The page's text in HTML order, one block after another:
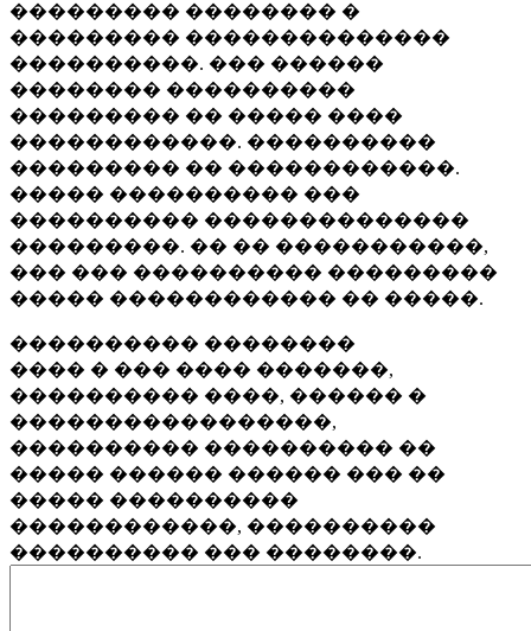
��������� �������� �
��������� ��������������
����������. ��� ������
�������� ����������
��������� �� ����� ����
������������. ����������
��������� �� ������������.
����� ���������� ���
���������� ��������������
���������. �� �� �����������,
��� ��� ���������� ���������
����� ������������ �� �����.
���������� ��������
���� � ��� ���� �������,
���������� ����, ������ �
�����������������,
���������� ���������� ��
����� ������ ������ ��� ��
����� ����������
������������, ����������
���������� ��� ��������.